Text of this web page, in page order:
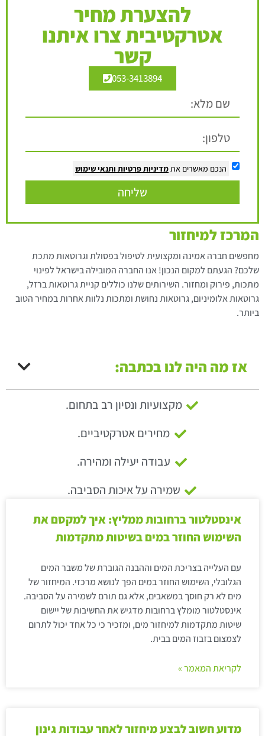
להצערת מחיר
אטרקטיבית צרו איתנו
קשר
053-3413894
הנכם מאשרים אתמדיניות פרטיות ותנאי שימוש
שליחה
המרכז למיחזור
מחפשים חברה אמינה ומקצועית לטיפול בפסולת וגרוטאות מתכת
שלכם? הגעתם למקום הנכון! אנו החברה המובילה בישראל לפינוי
מתכות, פירוק ומחזור. השירותים שלנו כוללים קניית גרוטאות ברזל,
גרוטאות אלומיניום, גרוטאות נחושת ומתכות נלוות אחרות במחיר הטוב
ביותר.
אז מה היה לנו בכתבה:
מקצועיות ונסיון רב בתחום.
מחירים אטרקטיביים.
עבודה יעילה ומהירה.
שמירה על איכות הסביבה.
אינסטלטור ברחובות ממליץ: איך למקסם את
השימוש החוזר במים בשיטות מתקדמות
עם העלייה בצריכת המים וההבנה הגוברת של משבר המים
הגלובלי, השימוש החוזר במים הפך לנושא מרכזי. המיחזור של
מים לא רק חוסך במשאבים, אלא גם תורם לשמירה על הסביבה.
אינסטלטור מומלץ ברחובות מדגיש את החשיבות של יישום
שיטות מתקדמות למיחזור מים, ומזכיר כי כל אחד יכול לתרום
לצמצום בזבוז המים בבית.
לקריאת המאמר »
מדוע חשוב לבצע מיחזור לאחר עבודות גינון